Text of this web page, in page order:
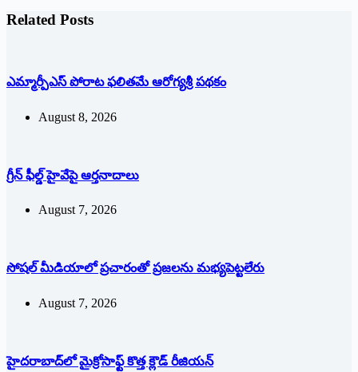
Related Posts
ఎమ్మార్పీఎస్ పోరాట ఫలితమే ఆరోగ్యశ్రీ పథకం
August 8, 2026
గ్రీన్ ఫీల్డ్ హైవేపై ఆర్తనాదాలు
August 7, 2026
సోషల్‌ ‌మీడియాలో ప్రచారంతో ప్రజలను మభ్యపెట్టలేరు
August 7, 2026
హైదరాబాద్‌లో మైక్రోసాఫ్ట్ ‌కొత్త క్లౌడ్‌ ‌రీజియన్‌